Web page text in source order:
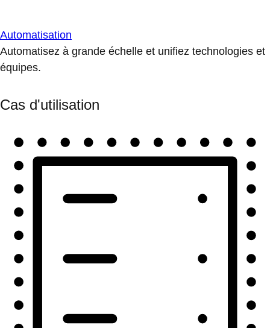
Automatisation
Automatisez à grande échelle et unifiez technologies et
équipes.
Cas d'utilisation